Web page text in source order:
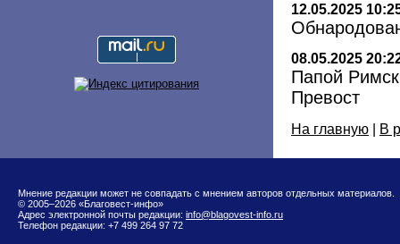
12.05.2025
08.05.2025
Папой
Превост
На главную | В
Мнение редакции может не совпадать с мнением авторов отдельных материалов.
© 2005–2026 «Благовест-инфо»
Адрес электронной почты редакции: info@blagovest-info.ru
Телефон редакции: +7 499 264 97 72